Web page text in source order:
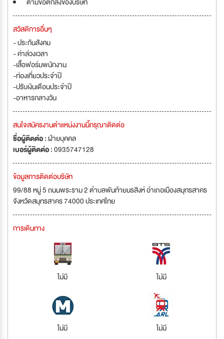
สวัสดิการอื่นๆ
- ประกันสังคม
- ค่าล่วงเวลา
-เสื้อฟอร์มพนักงาน
-ท่องเที่ยวประจำปี
-ปรับเงินเดือนประจำปี
-อาหารกลางวัน
สนใจสมัครงานตำแหน่งงานนี้กรุณาติดต่อ
ชื่อผู้ติดต่อ :ฝ่ายบุคคล
เบอร์ผู้ติดต่อ :0935747128
ข้อมูลการติดต่อบริษัท
99/88 หมู่ 5 ถนนพระราม 2 ตำบลพันท้ายนรสิงห์ อำเภอเมืองสมุทรสาคร
จังหวัดสมุทรสาคร 74000 ประเทศไทย
การเดินทาง
ไม่มี ไม่มี
ไม่มี ไม่มี